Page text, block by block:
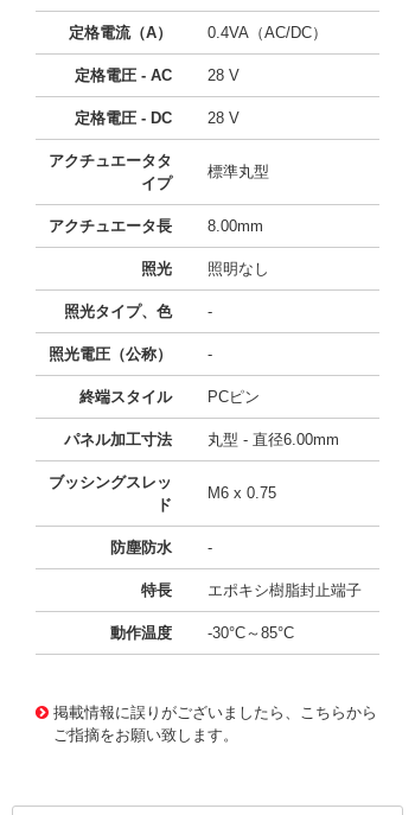
定格電流（A） 0.4VA（AC/DC）
定格電圧 - AC 28 V
定格電圧 - DC 28 V
アクチュエータタ
イプ
標準丸型
アクチュエータ長 8.00mm
照光 照明なし
照光タイプ、色 -
照光電圧（公称） -
終端スタイル PCピン
パネル加工寸法 丸型 - 直径6.00mm
ブッシングスレッ
ド
M6 x 0.75
防塵防水 -
特長 エポキシ樹脂封止端子
動作温度 -30°C～85°C
掲載情報に誤りがございましたら、こちらから
ご指摘をお願い致します。